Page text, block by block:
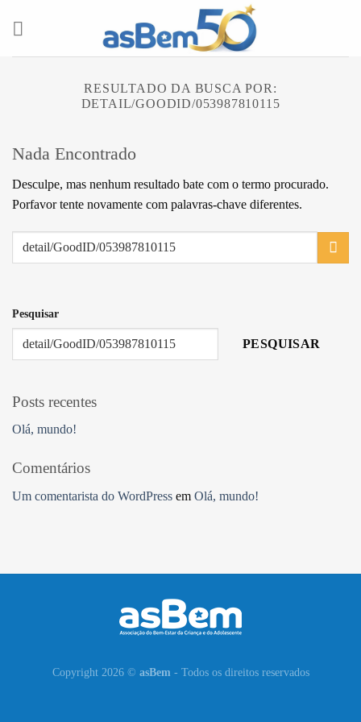
RESULTADO DA BUSCA POR:
DETAIL/GOODID/053987810115
Nada Encontrado
Desculpe, mas nenhum resultado bate com o termo procurado.
Porfavor tente novamente com palavras-chave diferentes.
Pesquisar
PESQUISAR
Posts recentes
Olá, mundo!
Comentários
Um comentarista do WordPress em Olá, mundo!
Copyright 2026 © asBem - Todos os direitos reservados